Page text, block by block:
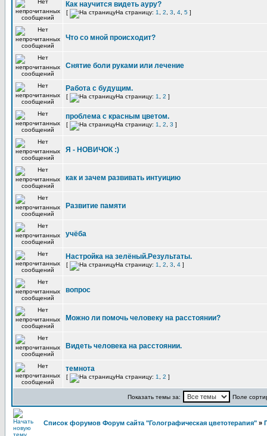
Как научится видеть ауру?
[ На страницу: 1 2 3 4 5 ]
Что со мной происходит?
Снятие боли руками или лечение
Работа с будущим.
[ На страницу: 1 2 ]
проблема с красным цветом.
[ На страницу: 1 2 3 ]
Я - НОВИЧОК :)
как и зачем развивать интуицию
Развитие памяти
учёба
Настройка на зелёный.Результаты.
[ На страницу: 1 2 3 4 ]
вопрос
Можно ли помочь человеку на расстоянии?
Видеть человека на расстоянии.
темнота
[ На страницу: 1 2 ]
Показать темы за: Поле
Список форумов Форум сайта "Голографическая цветотерапия" »